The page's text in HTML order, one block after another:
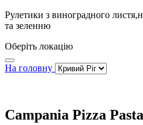
Рулетики з виноградного
та зеленню
Оберіть локацію
На головну
Campania Pizza Pasta